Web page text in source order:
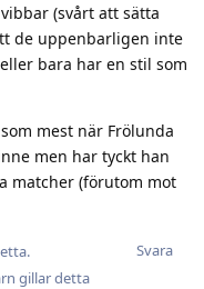
(svårt att sätta
de uppenbarligen inte
bara har en stil som
mest när Frölunda
men har tyckt han
matcher (förutom mot
Svara
gillar detta